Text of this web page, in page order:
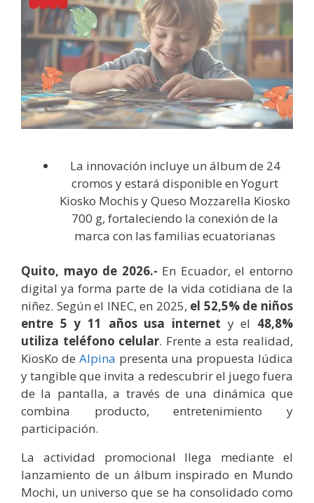
La innovación incluye un álbum de 24
cromos y estará disponible en Yogurt
Kiosko Mochis y Queso Mozzarella Kiosko
700 g, fortaleciendo la conexión de la
marca con las familias ecuatorianas
Quito, mayo de 2026.- En Ecuador, el entorno
digital ya forma parte de la vida cotidiana de la
niñez. Según el INEC, en 2025, el 52,5% de niños
entre 5 y 11 años usa internet y el 48,8%
utiliza teléfono celular. Frente a esta realidad,
KiosKo de Alpina presenta una propuesta lúdica
y tangible que invita a redescubrir el juego fuera
de la pantalla, a través de una dinámica que
combina producto, entretenimiento y
participación.
La actividad promocional llega mediante el
lanzamiento de un álbum inspirado en Mundo
Mochi, un universo que se ha consolidado como